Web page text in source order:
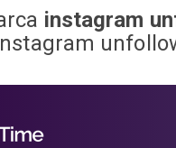
instagram